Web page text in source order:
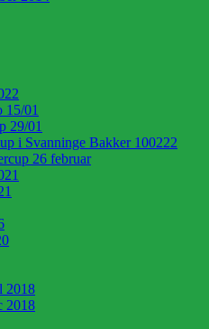
15/01
29/01
i Svanninge Bakker 100222
26 februar
2018
2018